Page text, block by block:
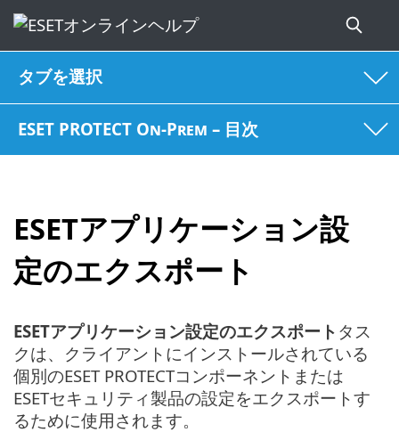
タブを選択
ESET PROTECT On-Prem – 目次
ESETアプリケーション設
定のエクスポート
ESETアプリケーション設定のエクスポート タス
クは、クライアントにインストールされている
個別のESET PROTECTコンポーネントまたは
ESETセキュリティ製品の設定をエクスポートす
るために使用されます。